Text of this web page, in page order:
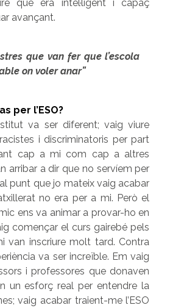
que era intel·ligent i capaç
avançant.
que van fer que l’escola
on voler anar”
per l’ESO?
va ser diferent; vaig viure
i discriminatoris per part
cap a mi com cap a altres
arribar a dir que no servíem per
punt que jo mateix vaig acabar
no era per a mi. Però el
ens va animar a provar-ho en
començar el curs gairebé pels
van inscriure molt tard. Contra
va ser increïble. Em vaig
i professores que donaven
un esforç real per entendre la
vaig acabar traient-me l’ESO